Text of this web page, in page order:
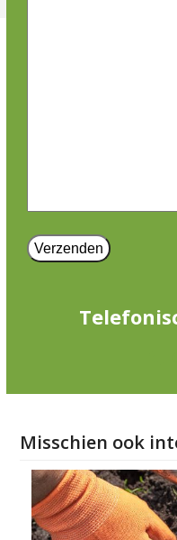
Misschien ook